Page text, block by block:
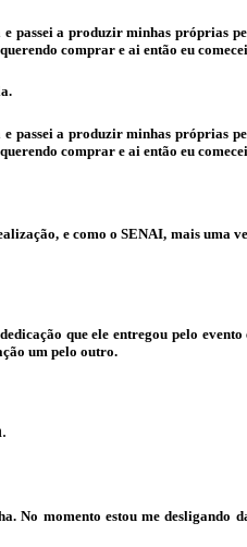
a produzir minhas próprias
comprar e ai então eu
a produzir minhas próprias
comprar e ai então eu
e como o SENAI, mais uma
que ele entregou pelo
um pelo outro.
No momento estou me